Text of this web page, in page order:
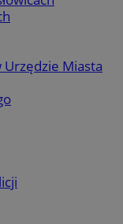
Urzędzie Miasta